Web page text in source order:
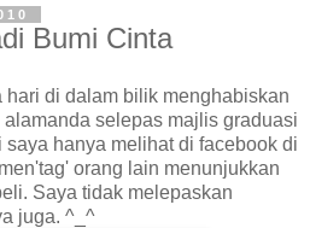
Bumi Cinta
hari di dalam bilik menghabiskan
selepas majlis graduasi
hanya melihat di facebook di
orang lain menunjukkan
Saya tidak melepaskan
juga. ^_^